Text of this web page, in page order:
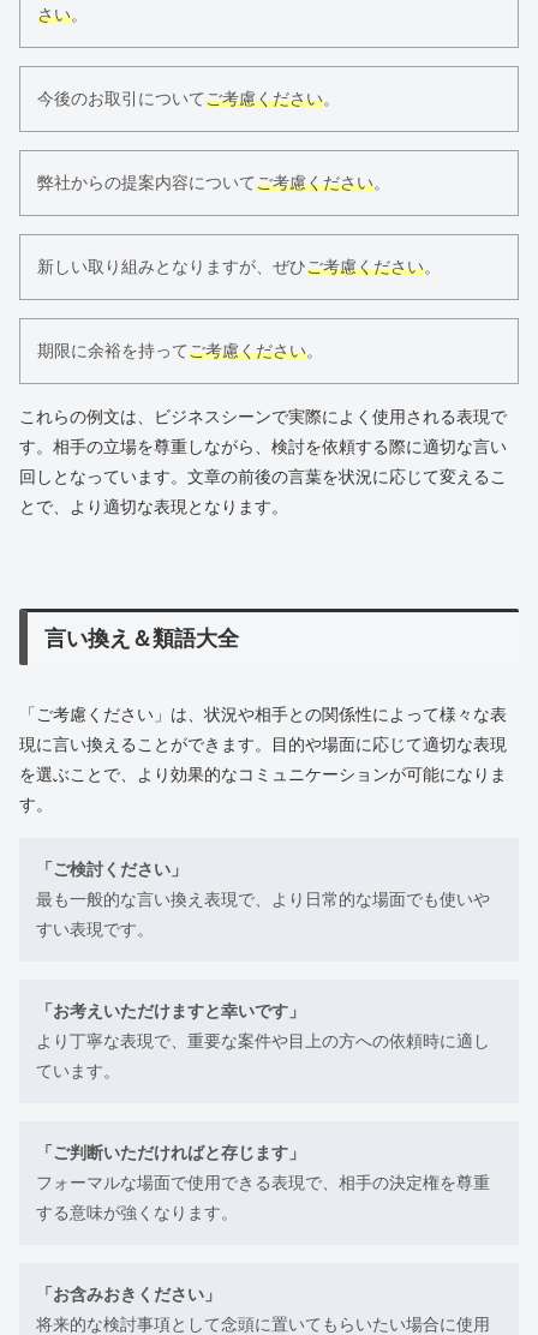
さい。
今後のお取引についてご考慮ください。
弊社からの提案内容についてご考慮ください。
新しい取り組みとなりますが、ぜひご考慮ください。
期限に余裕を持ってご考慮ください。
これらの例文は、ビジネスシーンで実際によく使用される表現で
す。相手の立場を尊重しながら、検討を依頼する際に適切な言い
回しとなっています。文章の前後の言葉を状況に応じて変えるこ
とで、より適切な表現となります。
言い換え＆類語大全
「ご考慮ください」は、状況や相手との関係性によって様々な表
現に言い換えることができます。目的や場面に応じて適切な表現
を選ぶことで、より効果的なコミュニケーションが可能になりま
す。
「ご検討ください」
最も一般的な言い換え表現で、より日常的な場面でも使いや
すい表現です。
「お考えいただけますと幸いです」
より丁寧な表現で、重要な案件や目上の方への依頼時に適し
ています。
「ご判断いただければと存じます」
フォーマルな場面で使用できる表現で、相手の決定権を尊重
する意味が強くなります。
「お含みおきください」
将来的な検討事項として念頭に置いてもらいたい場合に使用